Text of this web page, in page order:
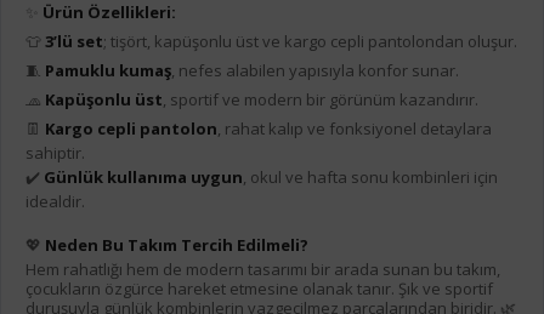
Ürün Özellikleri:
👕 3’lü set; tişört, kapüşonlu üst ve kargo cepli pantolondan oluşur.
🧵 Pamuklu kumaş, nefes alabilen yapısıyla konfor sunar.
🧢 Kapüşonlu üst, sportif ve modern bir görünüm kazandırır.
👖 Kargo cepli pantolon, rahat kalıp ve fonksiyonel detaylara
sahiptir.
✔️ Günlük kullanıma uygun, okul ve hafta sonu kombinleri için
idealdir.
💖 Neden Bu Takım Tercih Edilmeli?
Hem rahatlığı hem de modern tasarımı bir arada sunan bu takım,
çocukların özgürce hareket etmesine olanak tanır. Şık ve sportif
duruşuyla günlük kombinlerin vazgeçilmez parçalarından biridir. 🌿